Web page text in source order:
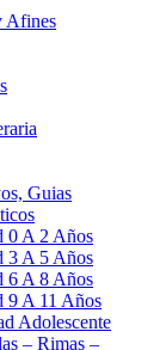
Afines
Guias
0 A 2 Años
3 A 5 Años
6 A 8 Años
9 A 11 Años
Adolescente
– Rimas –